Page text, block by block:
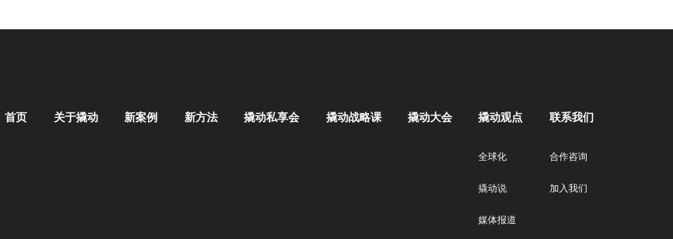
首页 关于撬动 新案例 新方法 撬动私享会 撬动战略课 撬动大会 撬动观点
全球化
撬动说
媒体报道
联系我们
合作咨询
加入我们